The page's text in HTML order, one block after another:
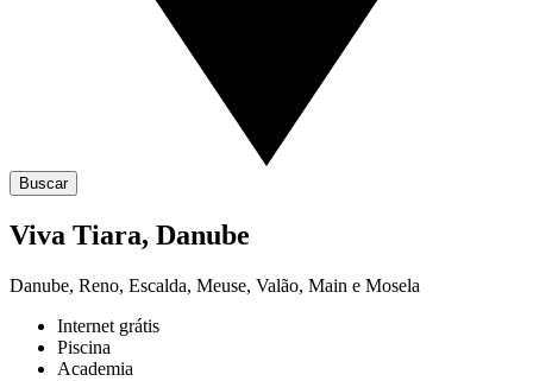
Buscar
Viva Tiara, Danube
Danube, Reno, Escalda, Meuse, Valão, Main e Mosela
Internet grátis
Piscina
Academia